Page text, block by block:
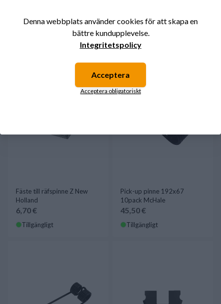
74,90 €
Tillgängligt
Fäste till räfspinne Z New
Holland
6,70 €
Tillgängligt
Pick-up pinne 192x67
10pack McHale
45,50 €
Tillgängligt
Denna webbplats använder cookies för att skapa en
bättre kundupplevelse.
Integritetspolicy
Acceptera
Acceptera obligatoriskt